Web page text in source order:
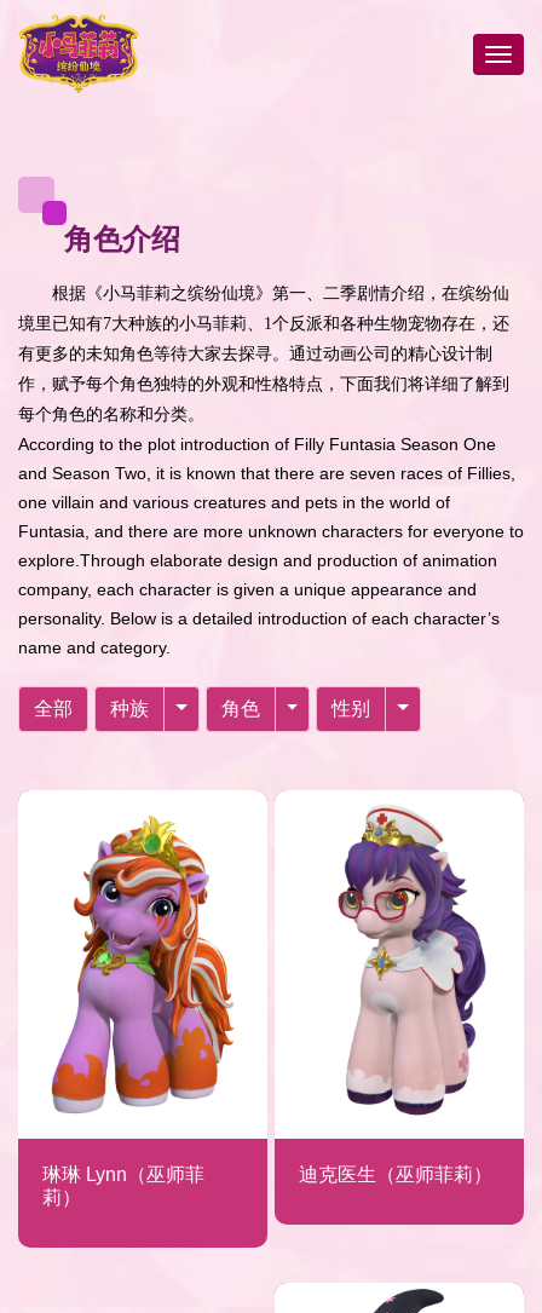
角色介绍
根据《小马菲莉之缤纷仙境》第一、二季剧情介绍，在缤纷仙
境里已知有7大种族的小马菲莉、1个反派和各种生物宠物存在，还
有更多的未知角色等待大家去探寻。通过动画公司的精心设计制
作，赋予每个角色独特的外观和性格特点，下面我们将详细了解到
每个角色的名称和分类。
According to the plot introduction of Filly Funtasia Season One
and Season Two, it is known that there are seven races of Fillies,
one villain and various creatures and pets in the world of
Funtasia, and there are more unknown characters for everyone to
explore.Through elaborate design and production of animation
company, each character is given a unique appearance and
personality. Below is a detailed introduction of each character’s
name and category.
全部 种族 角色 性别
琳琳 Lynn（巫师菲
莉）
迪克医生（巫师菲莉）